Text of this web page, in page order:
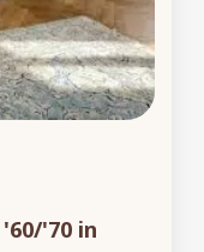
'70 in